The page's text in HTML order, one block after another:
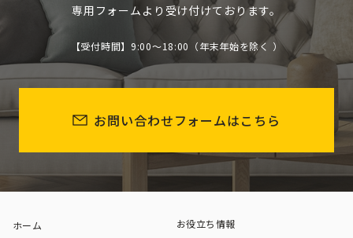
専用フォームより受け付けております。
【受付時間】9:00～18:00（年末年始を除く ）
お問い合わせフォームはこちら
ホーム
お役立ち情報